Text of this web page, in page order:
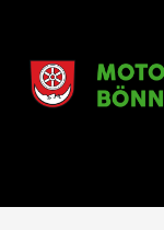
springen